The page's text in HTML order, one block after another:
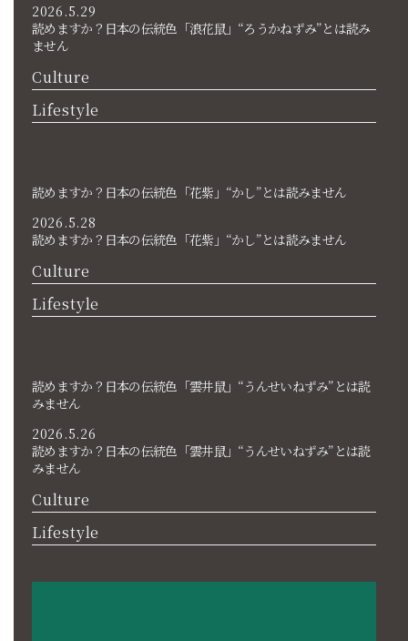
2026.5.29
読めますか？日本の伝統色「浪花鼠」“ろうかねずみ”とは読み
ません
Culture
Lifestyle
読めますか？日本の伝統色「花紫」“かし”とは読みません
2026.5.28
読めますか？日本の伝統色「花紫」“かし”とは読みません
Culture
Lifestyle
読めますか？日本の伝統色「雲井鼠」“うんせいねずみ”とは読
みません
2026.5.26
読めますか？日本の伝統色「雲井鼠」“うんせいねずみ”とは読
みません
Culture
Lifestyle